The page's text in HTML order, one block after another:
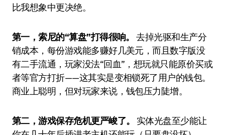
比我想象中更决绝。
第一，索尼的“算盘”打得很响。
去掉光驱和生产分
销成本，每份游戏能多赚好几美元，而且数字版没
有二手流通，玩家没法“回血”，想玩就只能原价买或
者等官方打折——这其实是变相锁死了用户的钱包。
商业上聪明，但对玩家来说，钱包压力陡增。
第二，游戏保存危机更严峻了。
实体光盘至少能让